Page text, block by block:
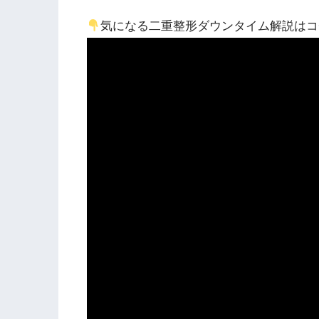
気になる二重整形ダウンタイム解説は